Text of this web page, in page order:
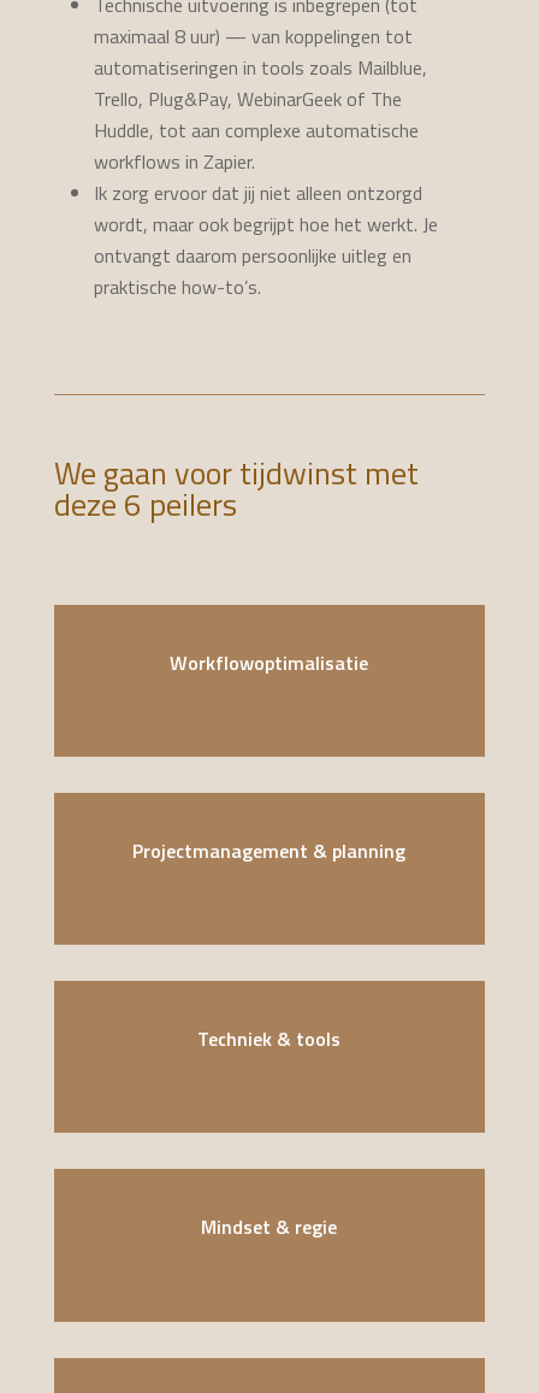
maximaal 8 uur) — van koppelingen tot
automatiseringen in tools zoals Mailblue,
Trello, Plug&Pay, WebinarGeek of The
Huddle, tot aan complexe automatische
workflows in Zapier.
Ik zorg ervoor dat jij niet alleen ontzorgd
wordt, maar ook begrijpt hoe het werkt. Je
ontvangt daarom persoonlijke uitleg en
praktische how-to’s.
We gaan voor tijdwinst met
deze 6 peilers
Workflowoptimalisatie
Projectmanagement & planning
Techniek & tools
Mindset & regie